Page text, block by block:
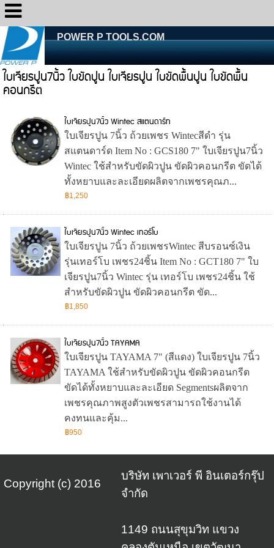
POWER P TOOLS.COM
ใบเจียรปูน7นิ้ว ใบขัดปูน ใบเจียรปูน ใบขัดพื้นปูน ใบขัดพื้น
คอนกรีต
ใบเจียรปูน7นิ้ว Wintec สแตนดาร์ท
ใบเจียรปูน 7นิ้ว ถ้วยเพชร Wintecสีดำ รุ่น
สแตนดาร์ด Item No : GCS180 7" ใบเจียรปูน7นิ้ว
Wintec ใช้สำหรับขัดผิวปูน ขัดผิวคอนกรีต ขัดได้
ทั้งหยาบและละเอียดผลิตจากเพชรคุณภ...
฿1,250
ใบเจียรปูน7นิ้ว Wintec เทอร์โบ
ใบเจียรปูน 7นิ้ว ถ้วยเพชรWintec สีบรอนซ์เงิน
รุ่นเทอร์โบ เพชร24ชิ้น Item No : GCT180 7" ใบ
เจียรปูน7นิ้ว Wintec รุ่น เทอร์โบ เพชร24ชิ้น ใช้
สำหรับขัดผิวปูน ขัดผิวคอนกรีต ขัด...
฿1,850
ใบเจียรปูน7นิ้ว TAYAMA
ใบเจียรปูน TAYAMA 7" (สีแดง) ใบเจียรปูน 7นิ้ว
TAYAMA ใช้สำหรับขัดผิวปูน ขัดผิวคอนกรีต
ขัดได้ทั้งหยาบและละเอียด Segmentsผลิตจาก
เพชรคุณภาพสูงตัวเพชรสามารถใช้งานได้
คงทนและคุ้ม...
฿950
Copyright (c) 2016
บริษัท เพาเวอร์ พี อินเตอร์กรุ๊ป
จำกัด
1149 ถนนสุขุมวิท แขวง